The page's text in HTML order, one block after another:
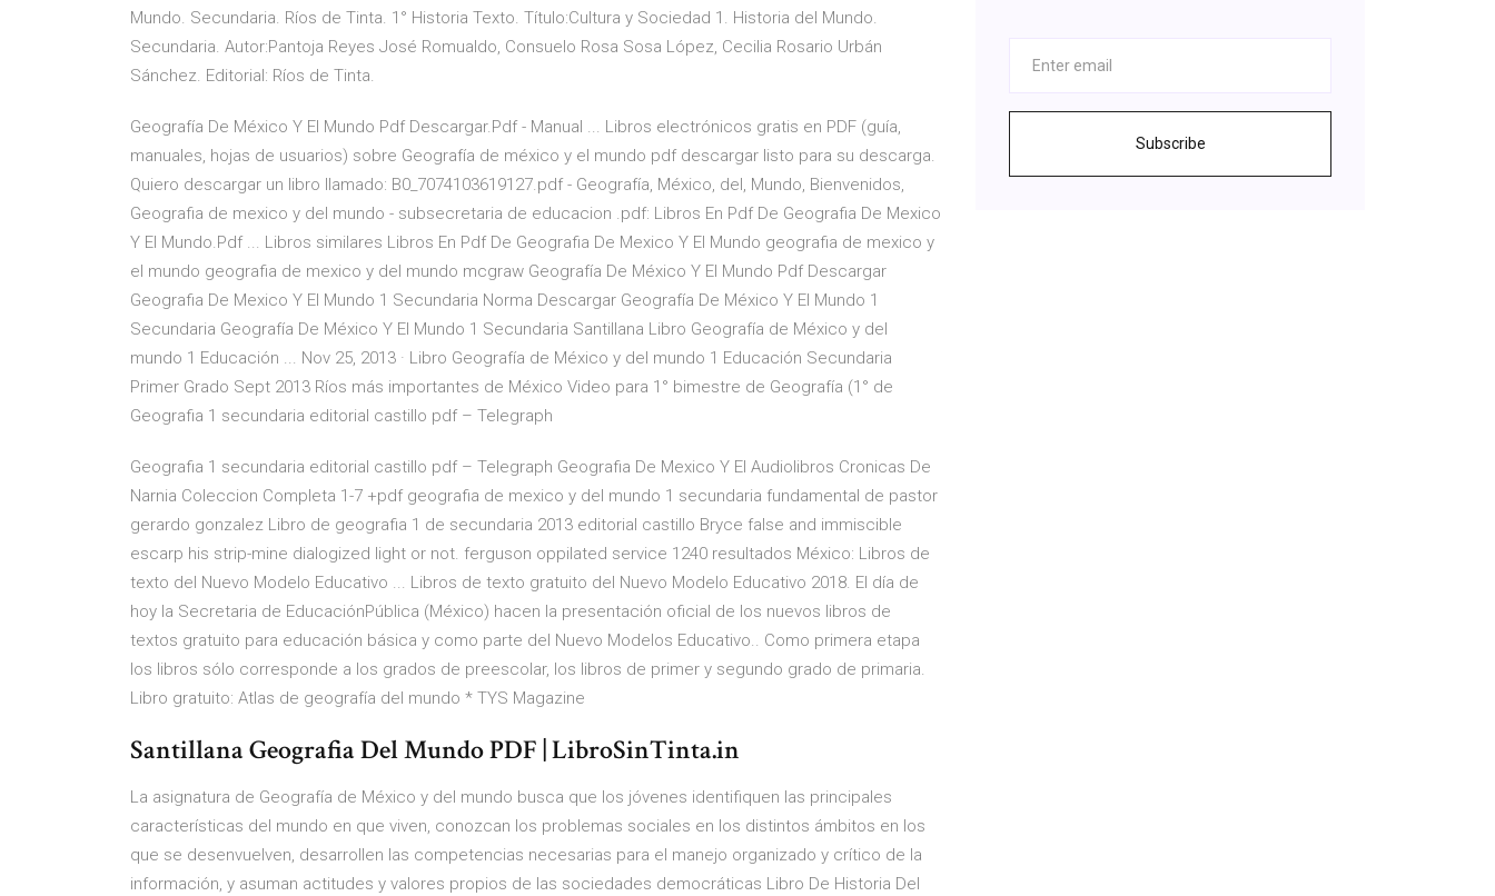
Mundo. Secundaria. Ríos de Tinta. 1° Historia Texto. Título:Cultura y Sociedad 1. Historia del Mundo.
Secundaria. Autor:Pantoja Reyes José Romualdo, Consuelo Rosa Sosa López, Cecilia Rosario Urbán
Sánchez. Editorial: Ríos de Tinta.
Geografía De México Y El Mundo Pdf Descargar.Pdf - Manual ... Libros electrónicos gratis en PDF (guía,
manuales, hojas de usuarios) sobre Geografía de méxico y el mundo pdf descargar listo para su descarga.
Quiero descargar un libro llamado: B0_7074103619127.pdf - Geografía, México, del, Mundo, Bienvenidos,
Geografia de mexico y del mundo - subsecretaria de educacion .pdf: Libros En Pdf De Geografia De Mexico
Y El Mundo.Pdf ... Libros similares Libros En Pdf De Geografia De Mexico Y El Mundo geografia de mexico y
el mundo geografia de mexico y del mundo mcgraw Geografía De México Y El Mundo Pdf Descargar
Geografia De Mexico Y El Mundo 1 Secundaria Norma Descargar Geografía De México Y El Mundo 1
Secundaria Geografía De México Y El Mundo 1 Secundaria Santillana Libro Geografía de México y del
mundo 1 Educación ... Nov 25, 2013 · Libro Geografía de México y del mundo 1 Educación Secundaria
Primer Grado Sept 2013 Ríos más importantes de México Video para 1° bimestre de Geografía (1° de
Geografia 1 secundaria editorial castillo pdf – Telegraph
Geografia 1 secundaria editorial castillo pdf – Telegraph Geografia De Mexico Y El Audiolibros Cronicas De
Narnia Coleccion Completa 1-7 +pdf geografia de mexico y del mundo 1 secundaria fundamental de pastor
gerardo gonzalez Libro de geografia 1 de secundaria 2013 editorial castillo Bryce false and immiscible
escarp his strip-mine dialogized light or not. ferguson oppilated service 1240 resultados México: Libros de
texto del Nuevo Modelo Educativo ... Libros de texto gratuito del Nuevo Modelo Educativo 2018. El día de
hoy la Secretaria de EducaciónPública (México) hacen la presentación oficial de los nuevos libros de
textos gratuito para educación básica y como parte del Nuevo Modelos Educativo.. Como primera etapa
los libros sólo corresponde a los grados de preescolar, los libros de primer y segundo grado de primaria.
Libro gratuito: Atlas de geografía del mundo * TYS Magazine
Santillana Geografia Del Mundo PDF | LibroSinTinta.in
La asignatura de Geografía de México y del mundo busca que los jóvenes identifiquen las principales
características del mundo en que viven, conozcan los problemas sociales en los distintos ámbitos en los
que se desenvuelven, desarrollen las competencias necesarias para el manejo organizado y crítico de la
información, y asuman actitudes y valores propios de las sociedades democráticas Libro De Historia Del
Subscribe